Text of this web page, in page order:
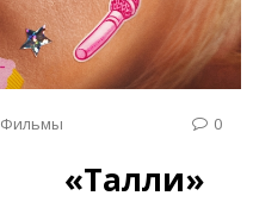
Фильмы 0
«Талли»